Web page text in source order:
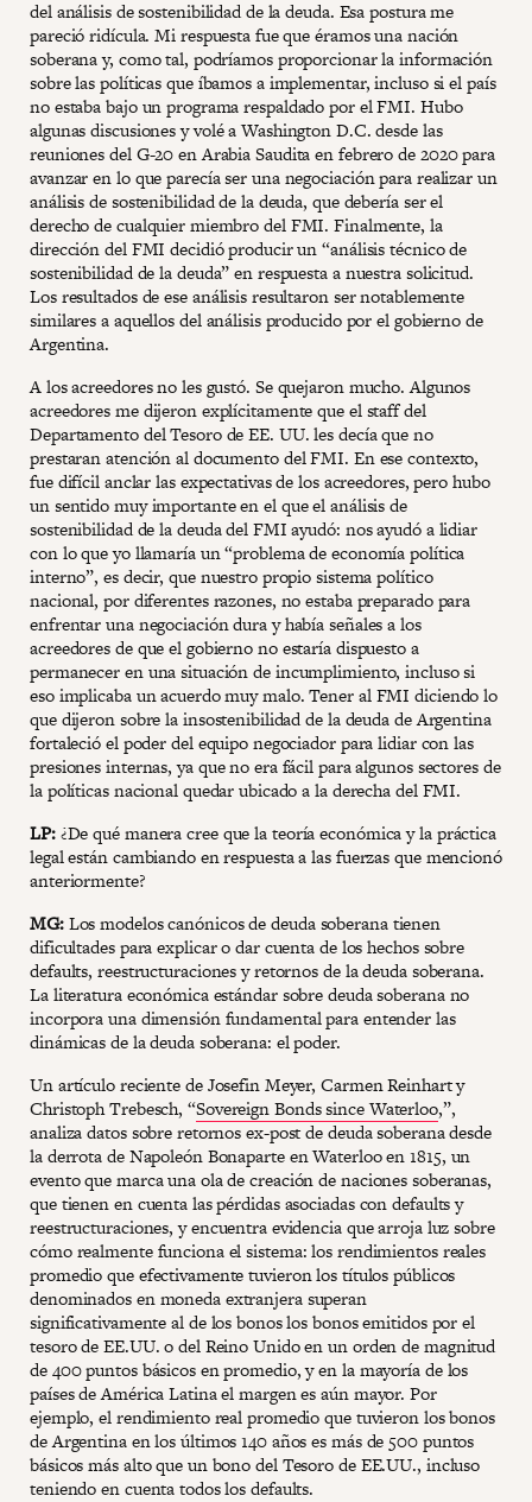
del análisis de sostenibilidad de la deuda. Esa postura me
pareció ridícula. Mi respuesta fue que éramos una nación
soberana y, como tal, podríamos proporcionar la información
sobre las políticas que íbamos a implementar, incluso si el país
no estaba bajo un programa respaldado por el FMI. Hubo
algunas discusiones y volé a Washington D.C. desde las
reuniones del G-20 en Arabia Saudita en febrero de 2020 para
avanzar en lo que parecía ser una negociación para realizar un
análisis de sostenibilidad de la deuda, que debería ser el
derecho de cualquier miembro del FMI. Finalmente, la
dirección del FMI decidió producir un “análisis técnico de
sostenibilidad de la deuda” en respuesta a nuestra solicitud.
Los resultados de ese análisis resultaron ser notablemente
similares a aquellos del análisis producido por el gobierno de
Argentina.
A los acreedores no les gustó. Se quejaron mucho. Algunos
acreedores me dijeron explícitamente que el staff del
Departamento del Tesoro de EE. UU. les decía que no
prestaran atención al documento del FMI. En ese contexto,
fue difícil anclar las expectativas de los acreedores, pero hubo
un sentido muy importante en el que el análisis de
sostenibilidad de la deuda del FMI ayudó: nos ayudó a lidiar
con lo que yo llamaría un “problema de economía política
interno”, es decir, que nuestro propio sistema político
nacional, por diferentes razones, no estaba preparado para
enfrentar una negociación dura y había señales a los
acreedores de que el gobierno no estaría dispuesto a
permanecer en una situación de incumplimiento, incluso si
eso implicaba un acuerdo muy malo. Tener al FMI diciendo lo
que dijeron sobre la insostenibilidad de la deuda de Argentina
fortaleció el poder del equipo negociador para lidiar con las
presiones internas, ya que no era fácil para algunos sectores de
la políticas nacional quedar ubicado a la derecha del FMI.
LP:¿De qué manera cree que la teoría económica y la práctica
legal están cambiando en respuesta a las fuerzas que mencionó
anteriormente?
MG:Los modelos canónicos de deuda soberana tienen
dificultades para explicar o dar cuenta de los hechos sobre
defaults, reestructuraciones y retornos de la deuda soberana.
La literatura económica estándar sobre deuda soberana no
incorpora una dimensión fundamental para entender las
dinámicas de la deuda soberana: el poder.
Un artículo reciente de Josefin Meyer, Carmen Reinhart y
Christoph Trebesch, “Sovereign Bonds since Waterloo,”,
analiza datos sobre retornos ex-post de deuda soberana desde
la derrota de Napoleón Bonaparte en Waterloo en 1815, un
evento que marca una ola de creación de naciones soberanas,
que tienen en cuenta las pérdidas asociadas con defaults y
reestructuraciones, y encuentra evidencia que arroja luz sobre
cómo realmente funciona el sistema: los rendimientos reales
promedio que efectivamente tuvieron los títulos públicos
denominados en moneda extranjera superan
significativamente al de los bonos los bonos emitidos por el
tesoro de EE.UU. o del Reino Unido en un orden de magnitud
de 400 puntos básicos en promedio, y en la mayoría de los
países de América Latina el margen es aún mayor. Por
ejemplo, el rendimiento real promedio que tuvieron los bonos
de Argentina en los últimos 140 años es más de 500 puntos
básicos más alto que un bono del Tesoro de EE.UU., incluso
teniendo en cuenta todos los defaults.